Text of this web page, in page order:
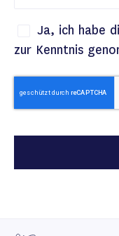
Ja, ich habe
zur Kenntnis